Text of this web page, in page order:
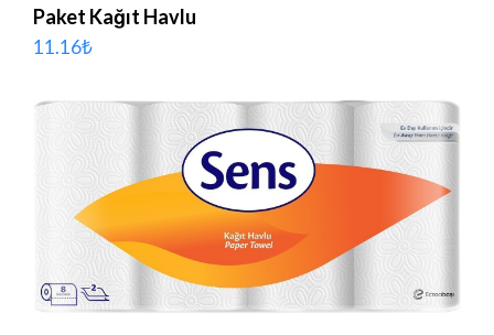
Paket Kağıt Havlu
11.16₺